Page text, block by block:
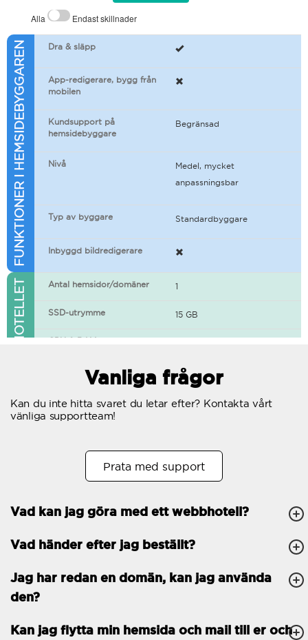
Alla Endast skillnader
FUNKTIONER I HEMSIDEBYGGAREN Dra & släpp
App-redigerare, bygg från
mobilen
Kundsupport på
hemsidebyggare
Begränsad
Nivå
Medel, mycket
anpassningsbar
Typ av byggare Standardbyggare
Inbyggd bildredigerare
FUNKTIONER I WEBBHOTELLET Antal hemsidor/domäner 1
SSD-utrymme 15 GB
CPU & RAM
Gratis SSL-certifikat
Antal samtidiga
Antal subdomäner Obegränsat
cPanel
FTP, SSH, GIT
Databaser Obegränsat
Vanliga frågor
Kan du inte hitta svaret du letar efter? Kontakta vårt
vänliga supportteam!
Prata med support
Vad kan jag göra med ett webbhotell?
Vad händer efter jag beställt?
Jag har redan en domän, kan jag använda
den?
Kan jag flytta min hemsida och mail till er och